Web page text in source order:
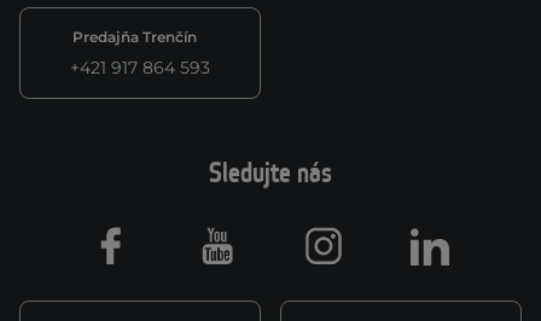
Predajňa Trenčín
+421 917 864 593
Sledujte nás
Facebook Youtube Instagram LinkedIn